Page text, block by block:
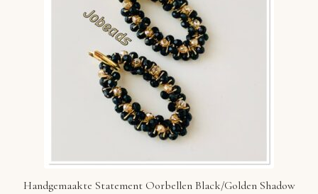
Handgemaakte Statement Oorbellen Black/Golden Shadow